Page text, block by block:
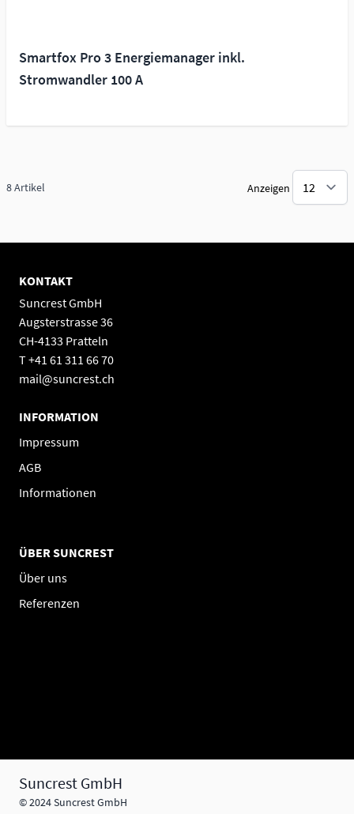
Smartfox Pro 3 Energiemanager inkl.
Stromwandler 100 A
8Artikel Anzeigen
KONTAKT
Suncrest GmbH
Augsterstrasse 36
CH-4133 Pratteln
T +41 61 311 66 70
mail@suncrest.ch
INFORMATION
Impressum
AGB
Informationen
ÜBER SUNCREST
Über uns
Referenzen
Suncrest GmbH
© 2024 Suncrest GmbH